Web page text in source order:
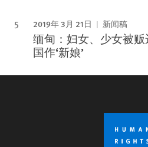
2019年 3月 21日 新闻稿
缅甸：妇女、少女被贩
国作‘新娘’